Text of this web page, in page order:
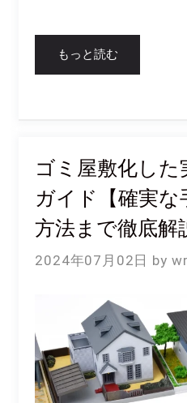
もっと読む
ゴミ屋敷化した
ガイド【確実
方法まで徹底解
2024年07月02日